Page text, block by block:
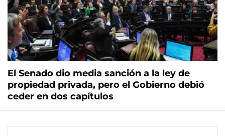
El Senado dio media sanción a la ley de
propiedad privada, pero el Gobierno debió
ceder en dos capítulos